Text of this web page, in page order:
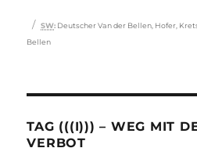
Schlagwörter
SW: Deutscher Van der Bellen Hofer
Bellen
TAG (((I))) – WEG MIT
VERBOT